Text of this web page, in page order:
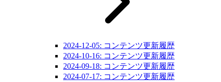
2024-12-05: コンテンツ更新履歴
2024-10-16: コンテンツ更新履歴
2024-09-18: コンテンツ更新履歴
2024-07-17: コンテンツ更新履歴